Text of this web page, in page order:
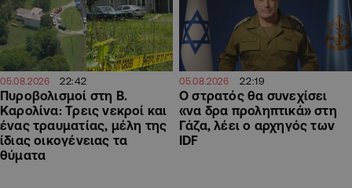
05.08.2026 22:42
Πυροβολισμοί στη Β.
Καρολίνα: Τρεις νεκροί και
ένας τραυματίας, μέλη της
ίδιας οικογένειας τα
θύματα
05.08.2026 22:19
Ο στρατός θα συνεχίσει
«να δρα προληπτικά» στη
Γάζα, λέει ο αρχηγός των
IDF